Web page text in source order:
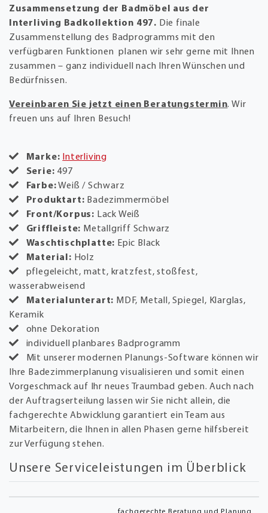
Zusammensetzung der Badmöbel aus der
Interliving Badkollektion 497. Die finale
Zusammenstellung des Badprogramms mit den
verfügbaren Funktionen planen wir sehr gerne mit Ihnen
zusammen – ganz individuell nach Ihren Wünschen und
Bedürfnissen.
Vereinbaren Sie jetzt einen Beratungstermin. Wir
freuen uns auf Ihren Besuch!
Marke: Interliving
Serie: 497
Farbe: Weiß / Schwarz
Produktart: Badezimmermöbel
Front/Korpus: Lack Weiß
Griffleiste: Metallgriff Schwarz
Waschtischplatte: Epic Black
Material: Holz
pflegeleicht, matt, kratzfest, stoßfest,
wasserabweisend
Materialunterart: MDF, Metall, Spiegel, Klarglas,
Keramik
ohne Dekoration
individuell planbares Badprogramm
Mit unserer modernen Planungs-Software können wir
Ihre Badezimmerplanung visualisieren und somit einen
Vorgeschmack auf Ihr neues Traumbad geben. Auch nach
der Auftragserteilung lassen wir Sie nicht allein, die
fachgerechte Abwicklung garantiert ein Team aus
Mitarbeitern, die Ihnen in allen Phasen gerne hilfsbereit
zur Verfügung stehen.
Unsere Serviceleistungen im Überblick
fachgerechte Beratung und Planung